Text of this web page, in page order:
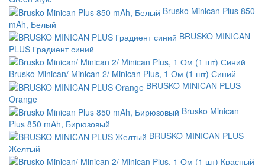
Brusko Minican Plus 850
mAh, Белый
BRUSKO MINICAN
PLUS Градиент синий
Brusko Minican/ Minican 2/ Minican Plus, 1 Ом (1 шт) Синий
BRUSKO MINICAN PLUS
Orange
Brusko Minican
Plus 850 mAh, Бирюзовый
BRUSKO MINICAN PLUS
Желтый